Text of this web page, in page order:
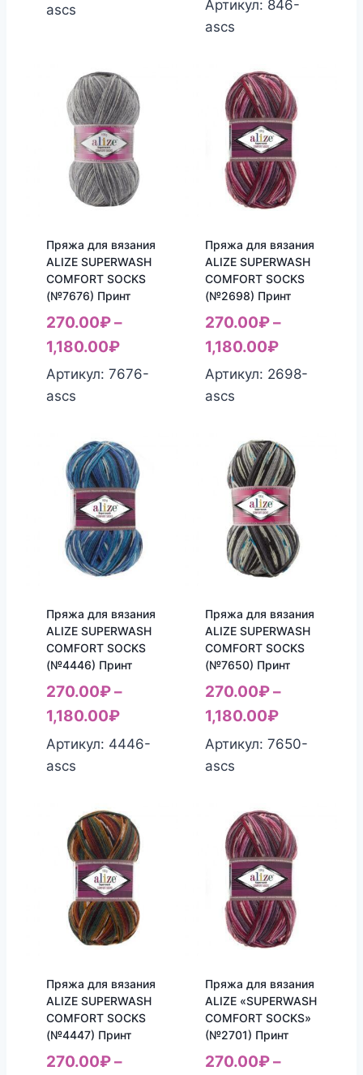
ascs
Артикул: 846-
ascs
Пряжа для вязания
ALIZE SUPERWASH
COMFORT SOCKS
(№7676) Принт
270.00₽–
1,180.00₽
Артикул: 7676-
ascs
Пряжа для вязания
ALIZE SUPERWASH
COMFORT SOCKS
(№2698) Принт
270.00₽–
1,180.00₽
Артикул: 2698-
ascs
Пряжа для вязания
ALIZE SUPERWASH
COMFORT SOCKS
(№4446) Принт
270.00₽–
1,180.00₽
Артикул: 4446-
ascs
Пряжа для вязания
ALIZE SUPERWASH
COMFORT SOCKS
(№7650) Принт
270.00₽–
1,180.00₽
Артикул: 7650-
ascs
Пряжа для вязания
ALIZE SUPERWASH
COMFORT SOCKS
(№4447) Принт
270.00₽–
Пряжа для вязания
ALIZE «SUPERWASH
COMFORT SOCKS»
(№2701) Принт
270.00₽–